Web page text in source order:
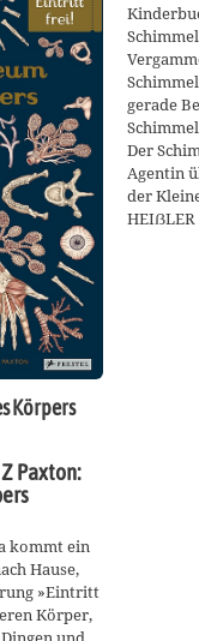
Körpers
Paxton:
kommt ein
Hause,
»Eintritt
Körper,
gerade
Der
Agentin
der
HEIẞLER